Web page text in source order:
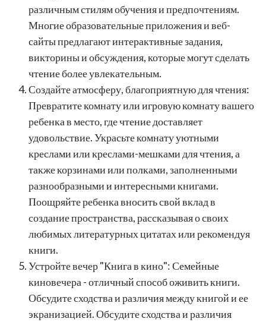
различным стилям обучения и предпочтениям.
Многие образовательные приложения и веб-
сайты предлагают интерактивные задания,
викторины и обсуждения, которые могут сделать
чтение более увлекательным.
Создайте атмосферу, благоприятную для чтения:
Превратите комнату или игровую комнату вашего
ребенка в место, где чтение доставляет
удовольствие. Украсьте комнату уютными
креслами или креслами-мешками для чтения, а
также корзинами или полками, заполненными
разнообразными и интересными книгами.
Поощряйте ребенка вносить свой вклад в
создание пространства, рассказывая о своих
любимых литературных цитатах или рекомендуя
книги.
Устройте вечер "Книга в кино": Семейные
киновечера - отличный способ оживить книги.
Обсудите сходства и различия между книгой и ее
экранизацией. Обсудите сходства и различия